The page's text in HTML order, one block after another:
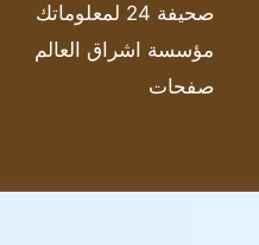
صحيفة 24 لمعلوماتك
مؤسسة اشراق العالم
صفحات